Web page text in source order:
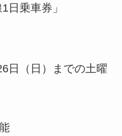
日乗車券」
日（日）までの土曜